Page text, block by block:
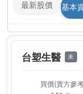
最新股價 基本
台塑生醫 未
買價(賣方參